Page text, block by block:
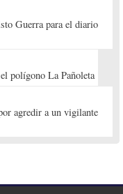
Guerra para el diario
polígono La Pañoleta
agredir a un vigilante